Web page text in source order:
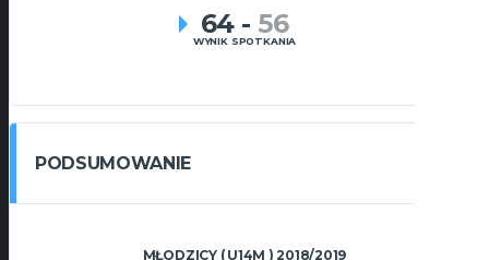
64 - 56
WYNIK SPOTKANIA
PODSUMOWANIE
MŁODZICY ( U14M ) 2018/2019